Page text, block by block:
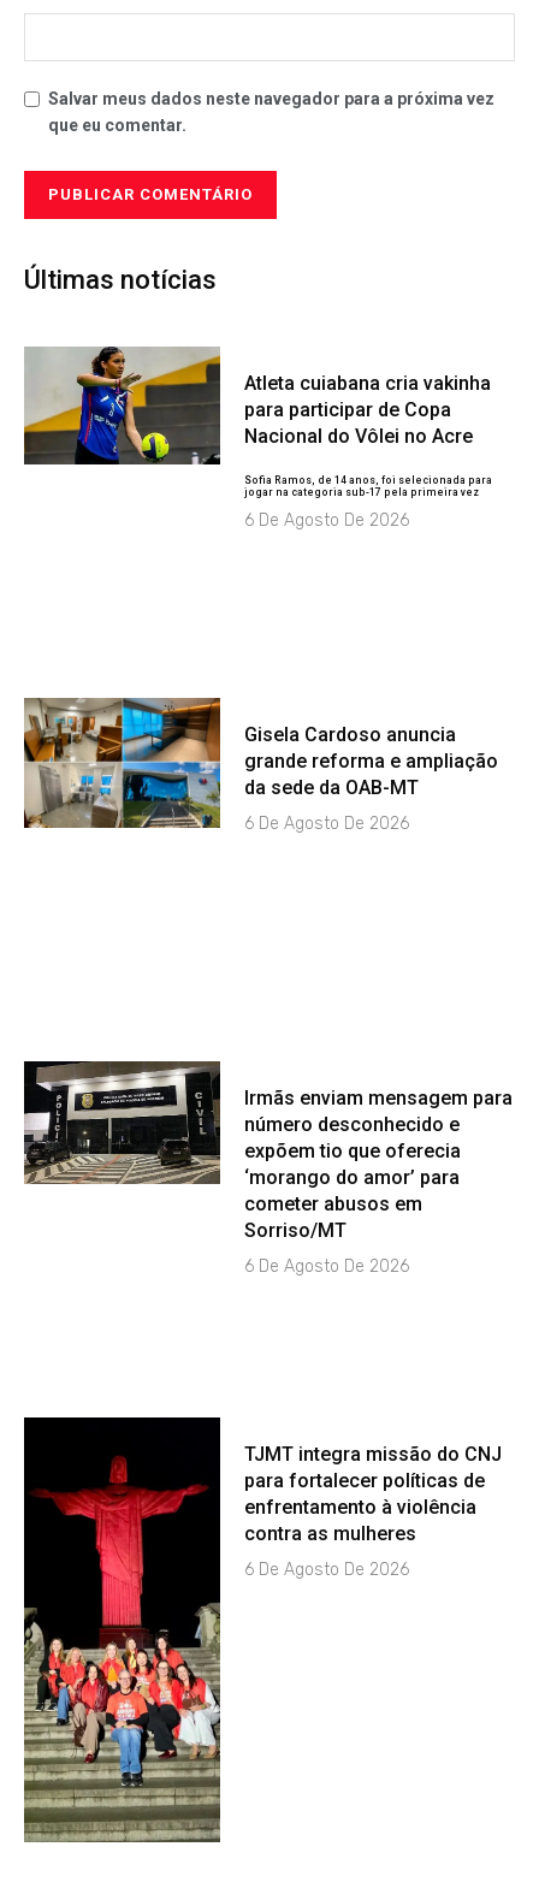
Salvar meus dados neste navegador para a próxima vez
que eu comentar.
Últimas notícias
Atleta cuiabana cria vakinha
para participar de Copa
Nacional do Vôlei no Acre
Sofia Ramos, de 14 anos, foi selecionada para
jogar na categoria sub-17 pela primeira vez
6 De Agosto De 2026
Gisela Cardoso anuncia
grande reforma e ampliação
da sede da OAB-MT
6 De Agosto De 2026
Irmãs enviam mensagem para
número desconhecido e
expõem tio que oferecia
‘morango do amor’ para
cometer abusos em
Sorriso/MT
6 De Agosto De 2026
TJMT integra missão do CNJ
para fortalecer políticas de
enfrentamento à violência
contra as mulheres
6 De Agosto De 2026